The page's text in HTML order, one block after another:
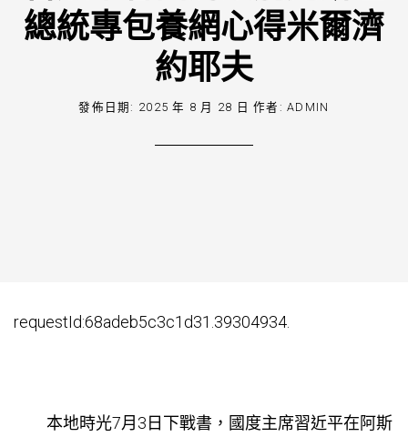
總統專包養網心得米爾濟
約耶夫
發佈日期: 2025 年 8 月 28 日 作者:ADMIN
requestId:68adeb5c3c1d31.39304934.
本地時光7月3日下戰書，國度主席習近平在阿斯